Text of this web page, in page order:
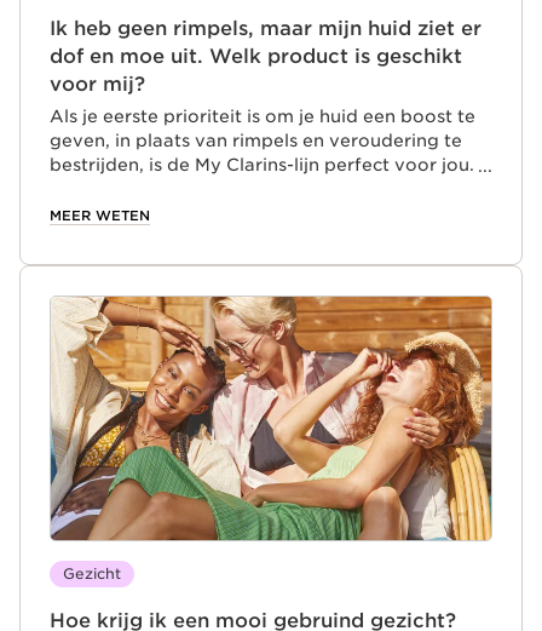
Ik heb geen rimpels, maar mijn huid ziet er
dof en moe uit. Welk product is geschikt
voor mij?
Als je eerste prioriteit is om je huid een boost te
geven, in plaats van rimpels en veroudering te
bestrijden, is de My Clarins-lijn perfect voor jou.
ontwikkeld voor jonge volwassenen, die vaak een
om onze lijn te ontdekken?
MEER WETEN
Gezicht
Hoe krijg ik een mooi gebruind gezicht?